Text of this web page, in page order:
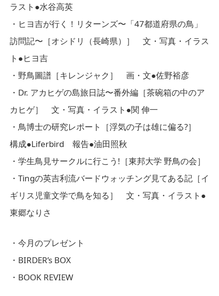
ラスト●水谷高英
・ヒヨ吉が行く！リターンズ〜「47都道府県の鳥」
訪問記〜［オシドリ（長崎県）］ 文・写真・イラス
ト●ヒヨ吉
・野鳥圖譜［キレンジャク］ 画・文●佐野裕彦
・Dr. アカヒゲの島旅日誌〜番外編［茶碗箱の中のア
カヒゲ］ 文・写真・イラスト●関 伸一
・鳥博士の研究レポート［浮気の子は雄に偏る?］
構成●Liferbird 報告●油田照秋
・学生鳥見サークルに行こう!［東邦大学 野鳥の会］
・Tingの英吉利流バードウォッチング見てある記［イ
ギリス児童文学で鳥を知る］ 文・写真・イラスト●
東郷なりさ
・今月のプレゼント
・BIRDER’s BOX
・BOOK REVIEW